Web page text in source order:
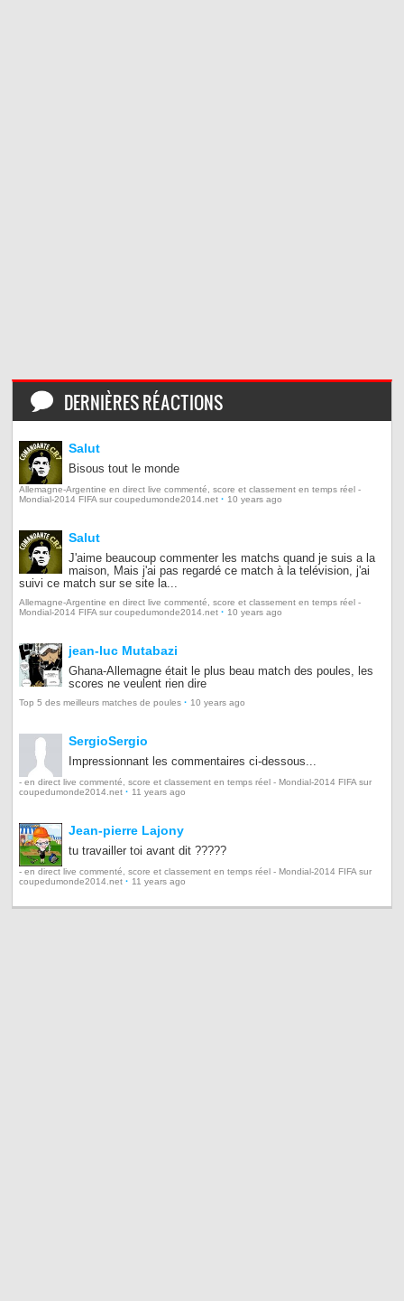
DERNIÈRES RÉACTIONS
Salut
Bisous tout le monde
Allemagne-Argentine en direct live commenté, score et classement en temps réel -
Mondial-2014 FIFA sur coupedumonde2014.net · 10 years ago
Salut
J'aime beaucoup commenter les matchs quand je suis a la
maison, Mais j'ai pas regardé ce match à la telévision, j'ai
suivi ce match sur se site la...
Allemagne-Argentine en direct live commenté, score et classement en temps réel -
Mondial-2014 FIFA sur coupedumonde2014.net · 10 years ago
jean-luc Mutabazi
Ghana-Allemagne était le plus beau match des poules, les
scores ne veulent rien dire
Top 5 des meilleurs matches de poules · 10 years ago
SergioSergio
Impressionnant les commentaires ci-dessous...
- en direct live commenté, score et classement en temps réel - Mondial-2014 FIFA sur
coupedumonde2014.net · 11 years ago
Jean-pierre Lajony
tu travailler toi avant dit ?????
- en direct live commenté, score et classement en temps réel - Mondial-2014 FIFA sur
coupedumonde2014.net · 11 years ago